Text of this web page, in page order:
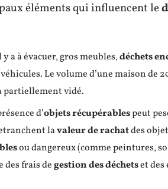
éléments qui influencent le
y a à évacuer, gros meubles,déchets
Le volume d’une maison de
partiellement vidé.
d’objets récupérablespeut
lavaleur de rachatdes
ou dangereux (comme peintures,
des frais degestion des déchetset des